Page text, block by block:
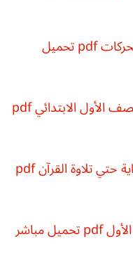
نشاط قرائي كلمات ثلاثية مختلفة الحركات pdf تحميل
مذكرة المتولي لعرض منهج لغتي للصف الأول الابتدائي pdf
مذكرة إجادة القراءة والكتابة من البداية حتي تلاوة القرآن pdf
ملزمة النصوص القرائية في الصف الأول pdf تحميل مباشر